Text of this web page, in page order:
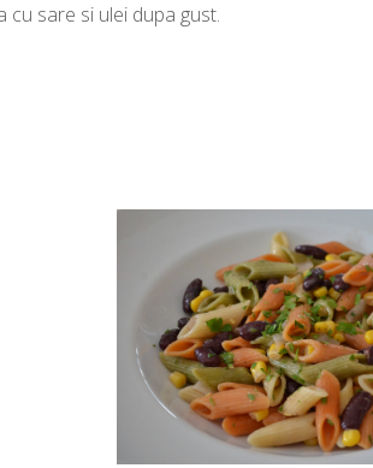
cu sare si ulei dupa gust.